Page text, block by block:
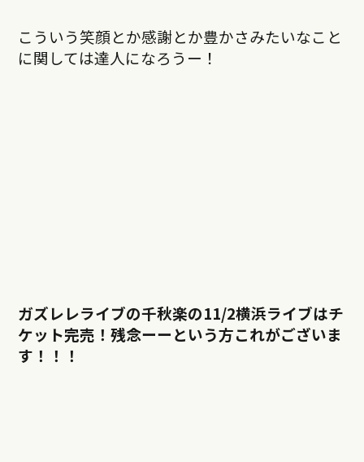
こういう笑顔とか感謝とか豊かさみたいなこと
に関しては達人になろうー！
ガズレレライブの千秋楽の11/2横浜ライブはチ
ケット完売！残念ーーという方これがございま
す！！！